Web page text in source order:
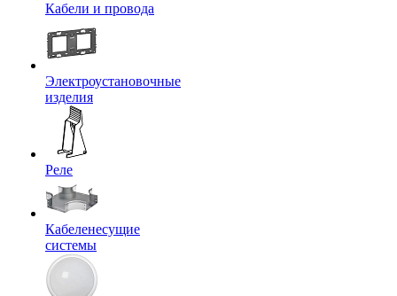
Кабели и провода
Электроустановочные
изделия
Реле
Кабеленесущие
системы